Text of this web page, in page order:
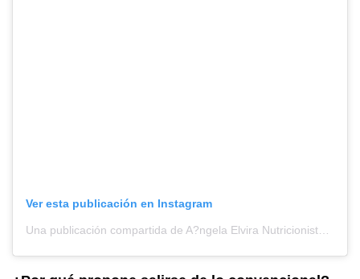
Ver esta publicación en Instagram